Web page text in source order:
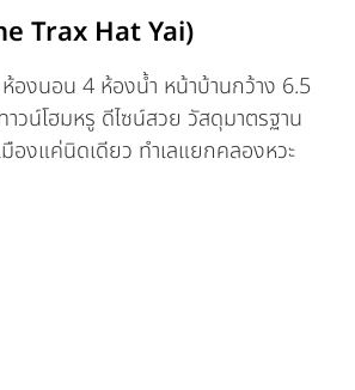
Trax Hat Yai)
องนอน 4 ห้องน้ำ หน้าบ้านกว้าง 6.5
วน์โฮมหรู ดีไซน์สวย วัสดุมาตรฐาน
งแค่นิดเดียว ทำเลแยกคลองหวะ